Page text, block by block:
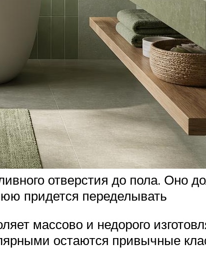
отверстия до пола. Оно
придется переделывать
массово и недорого
остаются привычные